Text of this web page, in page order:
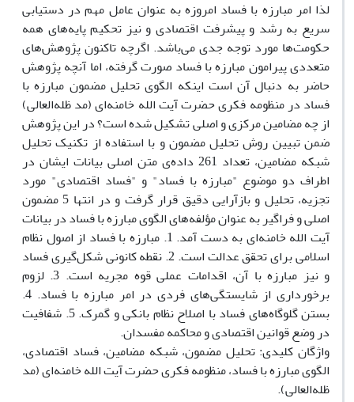
لذا امر مبارزه با فساد امروزه به عنوان عامل مهم در دستیابی
سریع به رشد و پیشرفت اقتصادی و نیز تحکیم پایه‌های همه
حکومت‌ها مورد توجه جدی می‌باشد. اگرچه تاکنون پژوهش‌های
متعددی پیرامون مبارزه با فساد صورت گرفته، اما آنچه پژوهش
حاضر به دنبال آن است اینکه الگوی تحلیل مضمون مبارزه با
فساد در منظومه فکری حضرت آیت الله خامنه‌ای (مد ظله‌العالی)
از چه مضامین مرکزی و اصلی تشکیل شده است؟ در این پژوهش
ضمن تبیین روش تحلیل مضمون و با استفاده از تکنیک تحلیل
شبکه مضامین، تعداد 261 داده‌ی متن اصلی بیانات ایشان در
اطراف دو موضوع "مبارزه با فساد" و "فساد اقتصادی" مورد
تجزیه، تحلیل و بازآرایی دقیق قرار گرفت و در انتها 5 مضمون
اصلی و فراگیر به عنوان مؤلفه‌های الگوی مبارزه با فساد در بیانات
آیت الله خامنه‌ای به دست آمد. 1. مبارزه با فساد از اصول نظام
اسلامی برای تحقق عدالت است. 2. نقطه کانونی شکل‌گیری فساد
و نیز مبارزه با آن، اقدامات عملی قوه مجریه است. 3. لزوم
برخورداری از شایستگی‌های فردی در امر مبارزه با فساد. 4.
بستن گلوگاه‌های فساد با اصلاح نظام بانکی و گمرک. 5. شفافیت
در وضع قوانین اقتصادی و محاکمه مفسدان.
واژگان کلیدی: تحلیل مضمون، شبکه مضامین، فساد اقتصادی،
الگوی مبارزه با فساد، منظومه فکری حضرت آیت الله خامنه‌ای (مد
ظله‌العالی).